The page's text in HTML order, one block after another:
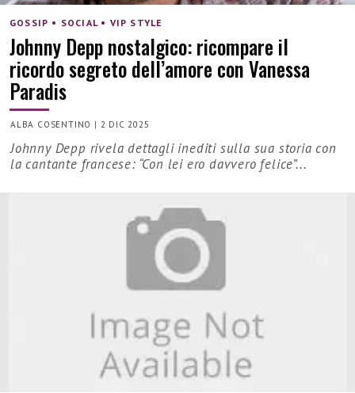
GOSSIP • SOCIAL • VIP STYLE
Johnny Depp nostalgico: ricompare il
ricordo segreto dell’amore con Vanessa
Paradis
ALBA COSENTINO | 2 DIC 2025
Johnny Depp rivela dettagli inediti sulla sua storia con
la cantante francese: “Con lei ero davvero felice”...